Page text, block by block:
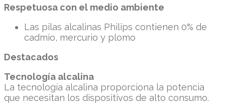
Respetuosa con el medio ambiente
Las pilas alcalinas Philips contienen 0% de
cadmio, mercurio y plomo
Destacados
Tecnología alcalina
La tecnología alcalina proporciona la potencia
que necesitan los dispositivos de alto consumo.